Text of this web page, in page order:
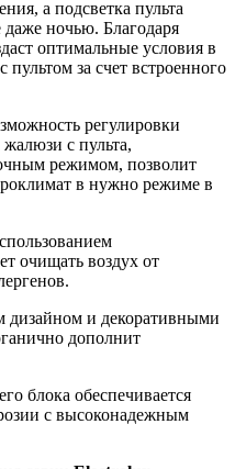
а подсветка пульта
ночью. Благодаря
оптимальные условия в
за счет встроенного
регулировки
с пульта,
режимом, позволит
в нужно режиме в
очищать воздух от
дизайном и декоративными
дополнит
блока обеспечивается
с высоконадежным